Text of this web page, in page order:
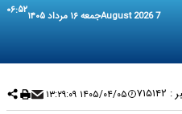
7 August 2026 جمعه ۱۶ مرداد ۱۴۰۵ ۰۶:۵۲
: ۷۱۵۱۴۲ ۱۴۰۵/۰۴/۰۵ ۱۳:۲۹:۰۹